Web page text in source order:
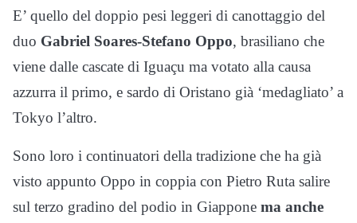
E’ quello del doppio pesi leggeri di canottaggio del
duo Gabriel Soares-Stefano Oppo, brasiliano che
viene dalle cascate di Iguaçu ma votato alla causa
azzurra il primo, e sardo di Oristano già ‘medagliato’ a
Tokyo l’altro.
Sono loro i continuatori della tradizione che ha già
visto appunto Oppo in coppia con Pietro Ruta salire
sul terzo gradino del podio in Giappone ma anche